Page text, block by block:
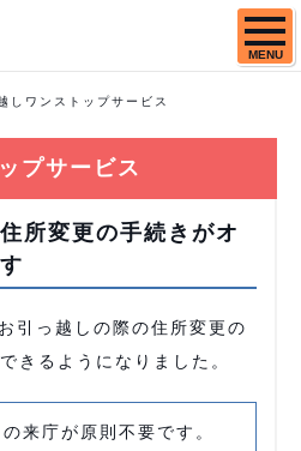
MENU
しワンストップサービス
プサービス
所変更の手続きがオ
引っ越しの際の住所変更の
きるようになりました。
来庁が原則不要です。